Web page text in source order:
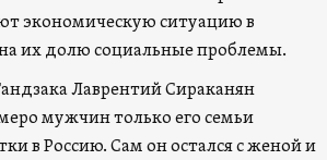
экономическую ситуацию в
их долю социальные проблемы.
Лаврентий Сираканян
мужчин только его семьи
в Россию. Сам он остался с женой и